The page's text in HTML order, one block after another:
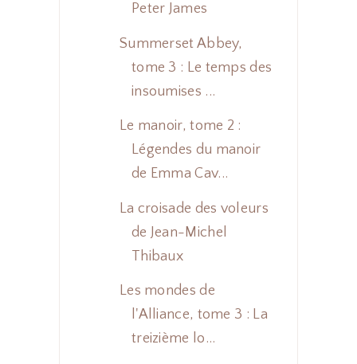
Peter James
Summerset Abbey,
tome 3 : Le temps des
insoumises ...
Le manoir, tome 2 :
Légendes du manoir
de Emma Cav...
La croisade des voleurs
de Jean-Michel
Thibaux
Les mondes de
l'Alliance, tome 3 : La
treizième lo...